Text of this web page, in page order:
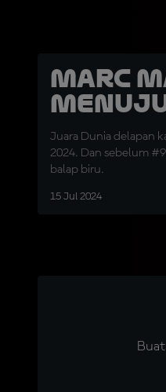
Marc
Juara Dunia delapan
2024. Dan sebelum
balap biru.
15 Jul 2024